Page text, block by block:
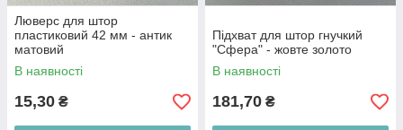
Люверс для штор
пластиковий 42 мм - антик
матовий
В наявності
15,30 ₴
Підхват для штор гнучкий
"Сфера" - жовте золото
В наявності
181,70 ₴